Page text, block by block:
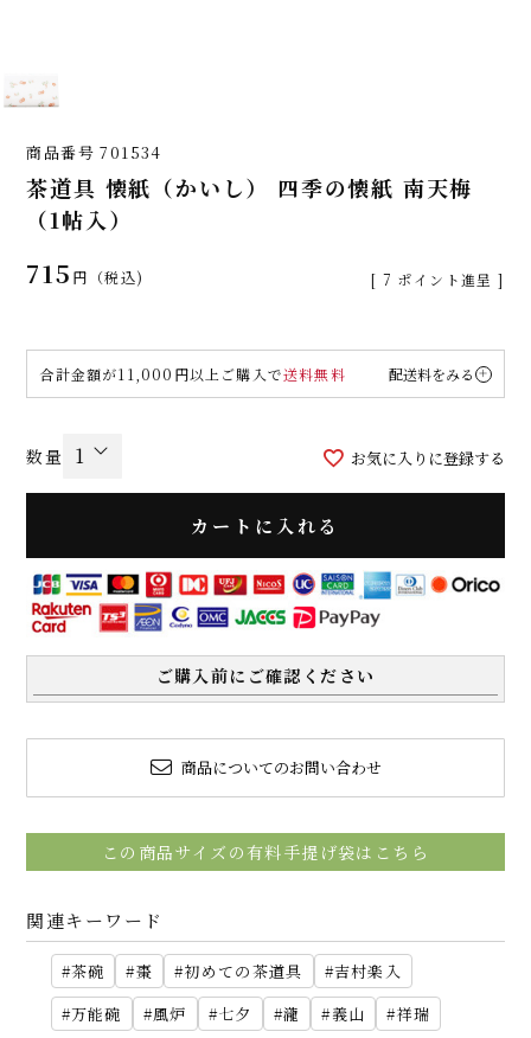
商品番号 701534
茶道具 懐紙（かいし） 四季の懐紙 南天梅
（1帖入）
715 税込 [ 7 ポイント進呈 ]
合計金額が11,000円以上ご購入で送料無料 配送料をみる
お気に入りに登録する
カートに入れる
ご購入前にご確認ください
商品についてのお問い合わせ
この商品サイズの有料手提げ袋はこちら
関連キーワード
茶碗 棗 初めての茶道具
吉村楽入
万能碗
風炉 七夕 瀧 義山
祥瑞